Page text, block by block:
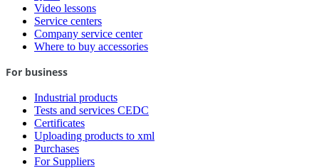
Video lessons
Service centers
Company service center
Where to buy accessories
For business
Industrial products
Tests and services CEDC
Certificates
Uploading products to xml
Purchases
For Suppliers